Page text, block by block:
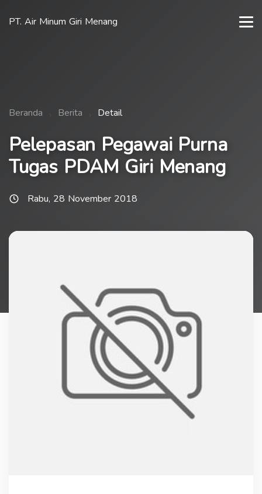
PT. Air Minum Giri Menang
Beranda Berita Detail
Pelepasan Pegawai Purna
Tugas PDAM Giri Menang
Rabu, 28 November 2018